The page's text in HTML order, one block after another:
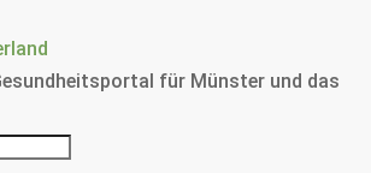
für Münster und das